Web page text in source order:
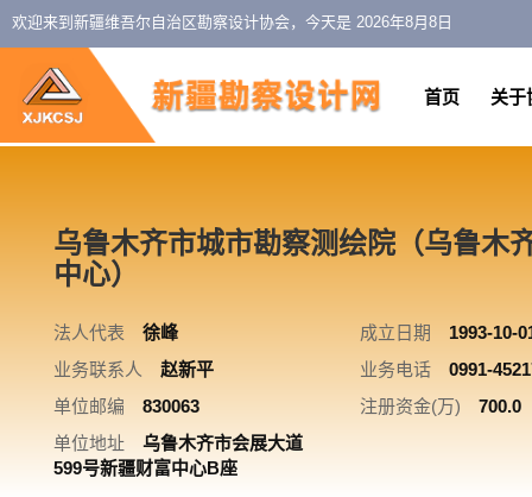
欢迎来到新疆维吾尔自治区勘察设计协会，今天是 2026年8月8日
首页 关于
乌鲁木齐市城市勘察测绘院（乌鲁木
中心）
法人代表 徐峰 成立日期
1993-10-
业务联系人
赵新平 业务电话
0991-
单位邮编
830063 注册资金(万)
700.0
单位地址
乌鲁木齐市会展大道
599号新疆财富中心B座